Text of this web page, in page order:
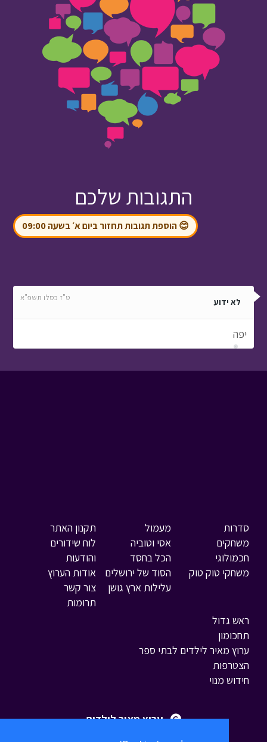
התגובות שלכם
😊 הוספת תגובות תחזור ביום א׳ בשעה 09:00
לא ידוע ט"ז כסלו תשפ"א
יפה
סדרות
משחקים
חכמולוגי
משחקי טוק טוק
מעמול
אסי וטוביה
הכל בחסד
הסוד של ירושלים
עלילות ארץ גושן
ראש גדול
תחכומון
ערוץ מאיר לילדים לבתי ספר
הצטרפות
חידוש מנוי
תקנון האתר
לוח שידורים
והודעות
אודות הערוץ
צור קשר
תרומות
ערוץ מאיר לילדים